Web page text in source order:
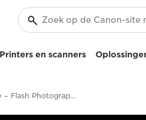
Printers en scanners
Jo Thorne – Flash Photography – Canon Speedlite 470EX-AI